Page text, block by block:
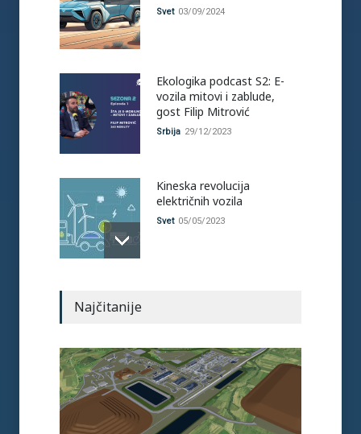
Svet 03/09/2024
Ekologika podcast S2: E-
vozila mitovi i zablude,
gost Filip Mitrović
Srbija 29/12/2023
Kineska revolucija
električnih vozila
Svet 05/05/2023
Zelena tranzicija i električni
automobili: Prilike i
prepreke
Najčitanije